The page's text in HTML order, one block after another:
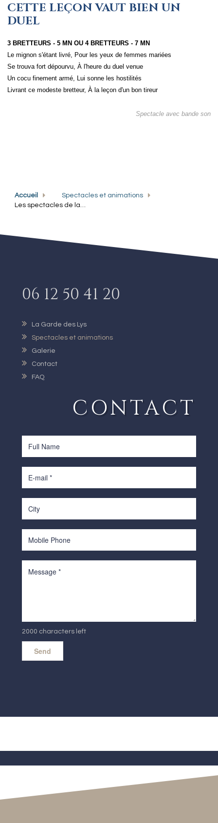
CETTE LEÇON VAUT BIEN UN
DUEL
3 BRETTEURS - 5 MN OU 4 BRETTEURS - 7 MN
Le mignon s'étant livré, Pour les yeux de femmes mariées
Se trouva fort dépourvu, À l'heure du duel venue
Un cocu finement armé, Lui sonne les hostilités
Livrant ce modeste bretteur, À la leçon d'un bon tireur
Spectacle avec bande son
Accueil
Spectacles et animations
Les spectacles de la Garde des Lys
06 12 50 41 20
La Garde des Lys
Spectacles et animations
Galerie
Contact
FAQ
CONTACT
2000 characters left
Send